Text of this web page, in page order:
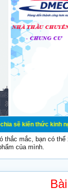
kinh nghiệm
thắc mắc, bạn có
của mình.